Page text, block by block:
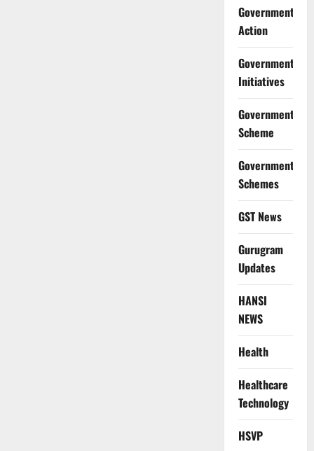
Government
Action
Government
Initiatives
Government
Scheme
Government
Schemes
GST News
Gurugram
Updates
HANSI
NEWS
Health
Healthcare
Technology
HSVP